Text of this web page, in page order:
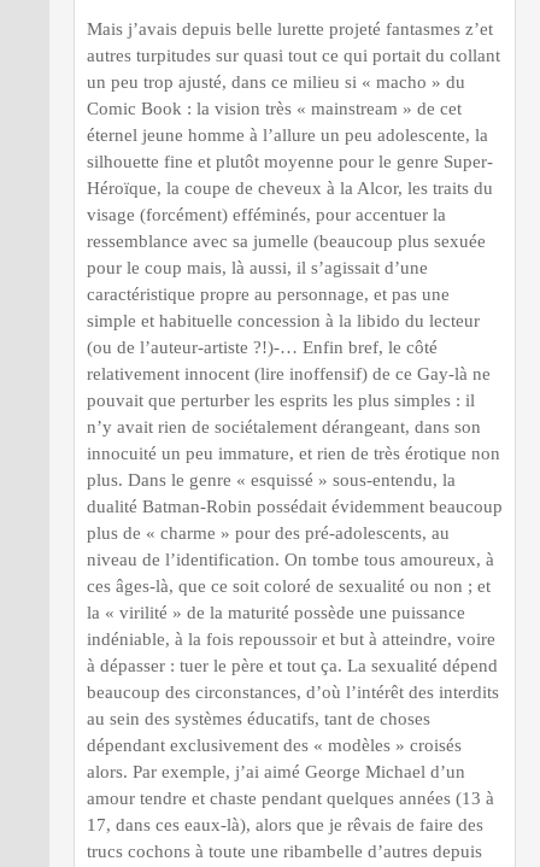
Mais j’avais depuis belle lurette projeté fantasmes z’et
autres turpitudes sur quasi tout ce qui portait du collant
un peu trop ajusté, dans ce milieu si « macho » du
Comic Book : la vision très « mainstream » de cet
éternel jeune homme à l’allure un peu adolescente, la
silhouette fine et plutôt moyenne pour le genre Super-
Héroïque, la coupe de cheveux à la Alcor, les traits du
visage (forcément) efféminés, pour accentuer la
ressemblance avec sa jumelle (beaucoup plus sexuée
pour le coup mais, là aussi, il s’agissait d’une
caractéristique propre au personnage, et pas une
simple et habituelle concession à la libido du lecteur
(ou de l’auteur-artiste ?!)-… Enfin bref, le côté
relativement innocent (lire inoffensif) de ce Gay-là ne
pouvait que perturber les esprits les plus simples : il
n’y avait rien de sociétalement dérangeant, dans son
innocuité un peu immature, et rien de très érotique non
plus. Dans le genre « esquissé » sous-entendu, la
dualité Batman-Robin possédait évidemment beaucoup
plus de « charme » pour des pré-adolescents, au
niveau de l’identification. On tombe tous amoureux, à
ces âges-là, que ce soit coloré de sexualité ou non ; et
la « virilité » de la maturité possède une puissance
indéniable, à la fois repoussoir et but à atteindre, voire
à dépasser : tuer le père et tout ça. La sexualité dépend
beaucoup des circonstances, d’où l’intérêt des interdits
au sein des systèmes éducatifs, tant de choses
dépendant exclusivement des « modèles » croisés
alors. Par exemple, j’ai aimé George Michael d’un
amour tendre et chaste pendant quelques années (13 à
17, dans ces eaux-là), alors que je rêvais de faire des
trucs cochons à toute une ribambelle d’autres depuis